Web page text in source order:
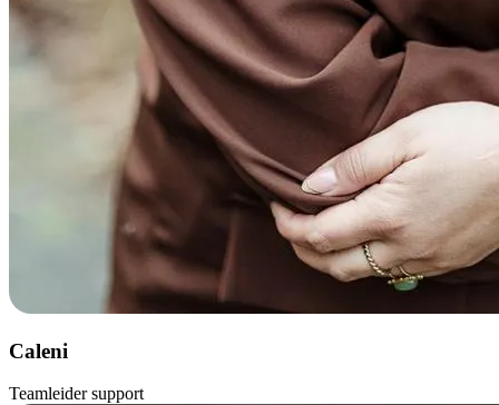
Caleni
Teamleider support